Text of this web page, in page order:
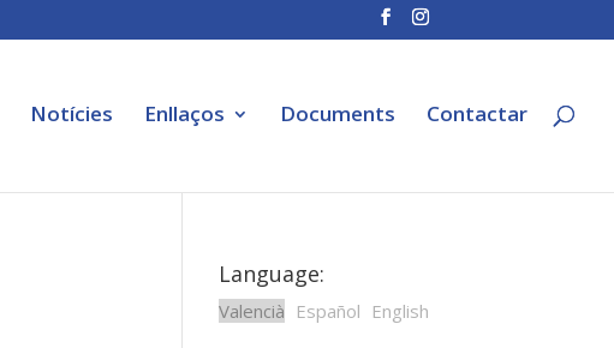
Notícies Enllaços Documents Contactar
Language:
Valencià Español English